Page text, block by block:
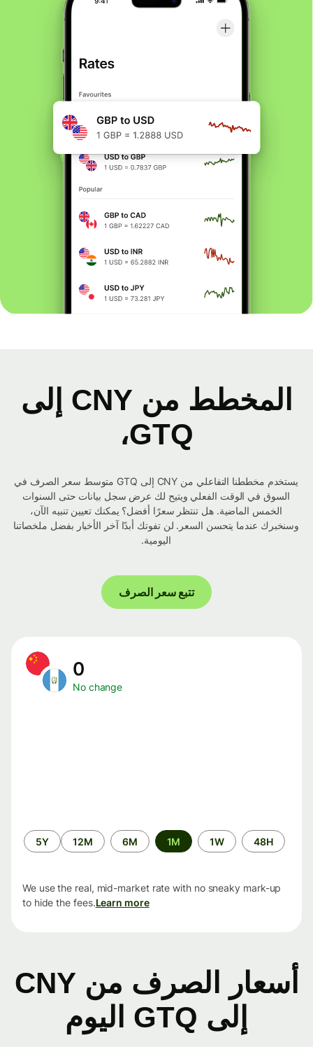
المخطط من CNY إلى
GTQ،
يستخدم مخططنا التفاعلي من CNY إلى GTQ متوسط ​​سعر الصرف في
السوق في الوقت الفعلي ويتيح لك عرض سجل بيانات حتى السنوات
الخمس الماضية. هل تنتظر سعرًا أفضل؟ يمكنك تعيين تنبيه الآن،
وسنخبرك عندما يتحسن السعر. لن تفوتك أبدًا آخر الأخبار بفضل ملخصاتنا
اليومية.
تتبع سعر الصرف
No change
الفترة
الزمنية
48H
1W
1M
6M
12M
5Y
We use the real, mid-market rate with no sneaky mark-up
to hide the fees.Learn more
أسعار الصرف من CNY
إلى GTQ اليوم